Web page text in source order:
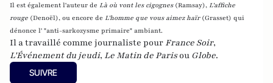
Il est également l'auteur de Là où vont les cigognes (Ramsay), L'affiche
rouge (Denoël), ou encore de L'homme que vous aimez haïr (Grasset) qui
dénonce l' "anti-sarkozysme primaire" ambiant.
Il a travaillé comme journaliste pour France Soir,
L'Événement du jeudi, Le Matin de Parisou Globe.
SUIVRE